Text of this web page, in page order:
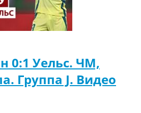
0:1 Уельс. ЧМ,
Группа J. Видео